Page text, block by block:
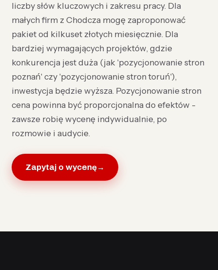
liczby słów kluczowych i zakresu pracy. Dla
małych firm z Chodcza mogę zaproponować
pakiet od kilkuset złotych miesięcznie. Dla
bardziej wymagających projektów, gdzie
konkurencja jest duża (jak 'pozycjonowanie stron
poznań' czy 'pozycjonowanie stron toruń'),
inwestycja będzie wyższa. Pozycjonowanie stron
cena powinna być proporcjonalna do efektów -
zawsze robię wycenę indywidualnie, po
rozmowie i audycie.
Zapytaj o wycenę→